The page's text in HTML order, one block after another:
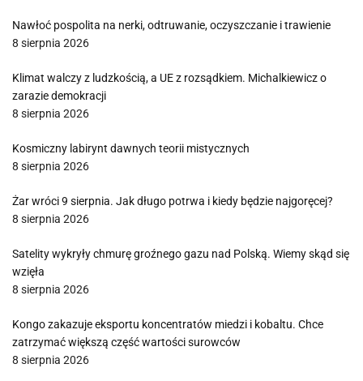
Nawłoć pospolita na nerki, odtruwanie, oczyszczanie i trawienie
8 sierpnia 2026
Klimat walczy z ludzkością, a UE z rozsądkiem. Michalkiewicz o
zarazie demokracji
8 sierpnia 2026
Kosmiczny labirynt dawnych teorii mistycznych
8 sierpnia 2026
Żar wróci 9 sierpnia. Jak długo potrwa i kiedy będzie najgoręcej?
8 sierpnia 2026
Satelity wykryły chmurę groźnego gazu nad Polską. Wiemy skąd się
wzięła
8 sierpnia 2026
Kongo zakazuje eksportu koncentratów miedzi i kobaltu. Chce
zatrzymać większą część wartości surowców
8 sierpnia 2026